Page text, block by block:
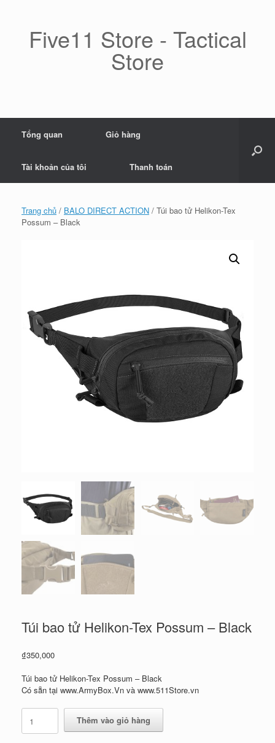
Five11 Store - Tactical
Store
Tổng quan Giỏ hàng
Tài khoản của tôi Thanh toán
Trang chủ / BALO DIRECT ACTION / Túi bao tử Helikon-Tex
Possum – Black
Túi bao tử Helikon-Tex Possum – Black
₫350,000
Túi bao tử Helikon-Tex Possum – Black
Có sẵn tại www.ArmyBox.Vn và www.511Store.vn
Túi
bao
tử
Thêm vào giỏ hàng